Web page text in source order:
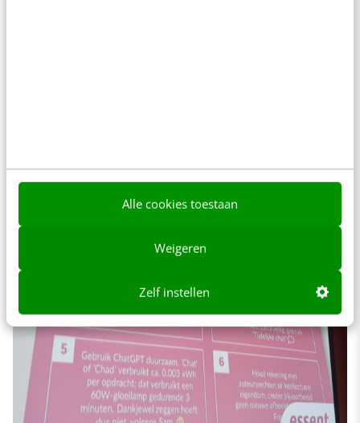
Alle cookies toestaan
Weigeren
Zelf instellen